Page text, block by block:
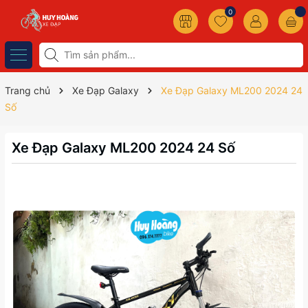
0
Trang chủ Xe Đạp Galaxy
Xe Đạp Galaxy ML200 2024 24
Số
Xe Đạp Galaxy ML200 2024 24 Số